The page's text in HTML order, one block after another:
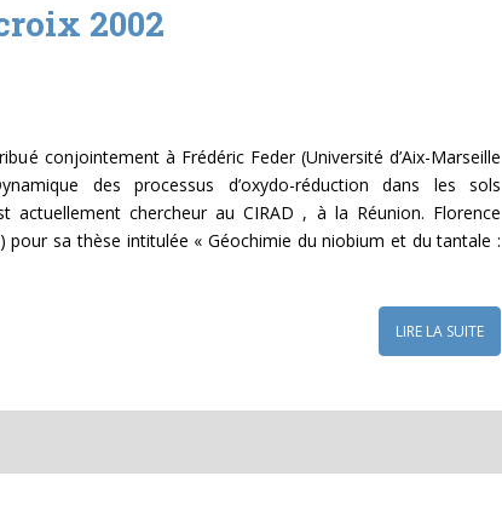
2002
conjointement à Frédéric Feder (Université d’Aix-Marseille
des processus d’oxydo-réduction dans les sols
actuellement chercheur au CIRAD , à la Réunion. Florence
pour sa thèse intitulée « Géochimie du niobium et du tantale :
LIRE LA SUITE